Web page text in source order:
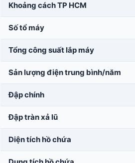
Khoảng cách TP HCM
Số tổ máy
Tổng công suất lắp máy
Sản lượng điện trung bình/năm
Đập chính
Đập tràn xả lũ
Diện tích hồ chứa